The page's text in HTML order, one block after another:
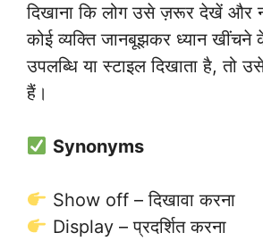
दिखाना कि लोग उसे ज़रूर देखें और
कोई व्यक्ति जानबूझकर ध्यान खींचने
उपलब्धि या स्टाइल दिखाता है, तो
हैं।
Synonyms
Show off – दिखावा करना
Display – प्रदर्शित करना